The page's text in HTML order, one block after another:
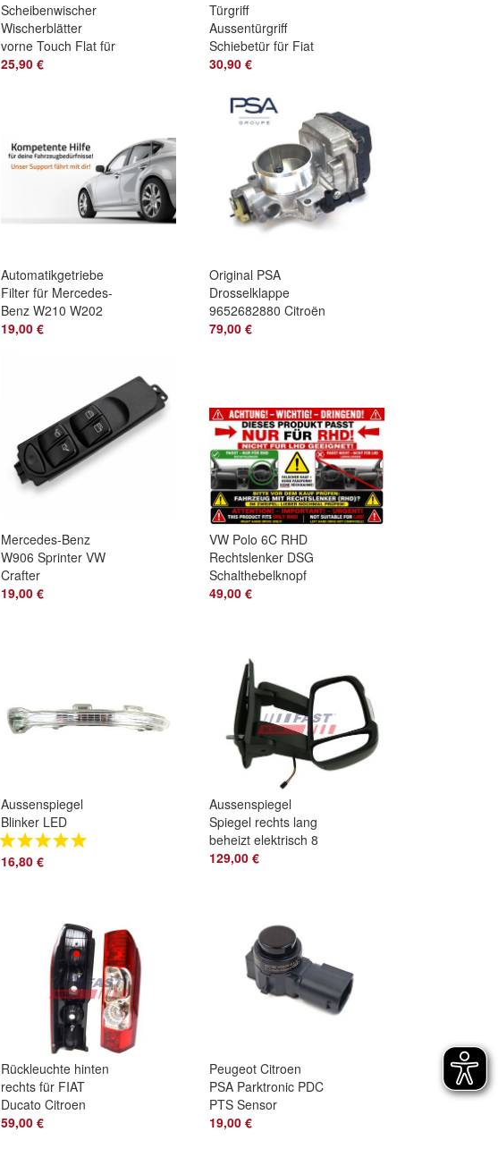
Scheibenwischer
Wischerblätter
vorne Touch Flat für
VW Crafter ab 2016
25,90 €
Türgriff
Aussentürgriff
Schiebetür für Fiat
Scudo Citroen
Expert
30,90 €
Automatikgetriebe
Filter für Mercedes-
Benz W210 W202
W211 W203 722.6
19,00 €
Original PSA
Drosselklappe
9652682880 Citroën
C4 C5 C8 XSARA
79,00 €
Mercedes-Benz
W906 Sprinter VW
Crafter
Fensterheberschalter
19,00 €
VW Polo 6C RHD
Rechtslenker DSG
Schalthebelknopf
Schaltknauf
49,00 €
Aussenspiegel
Blinker LED
Spiegelblinker links
VW Golf 7 VII
16,80 €
Aussenspiegel
Spiegel rechts lang
beheizt elektrisch 8
PIN fuer Ducato
129,00 €
Rückleuchte hinten
rechts für FIAT
Ducato Citroen
Jumper Peugeot
59,00 €
Peugeot Citroen
PSA Parktronic PDC
PTS Sensor
Ultraschallwandler
19,00 €